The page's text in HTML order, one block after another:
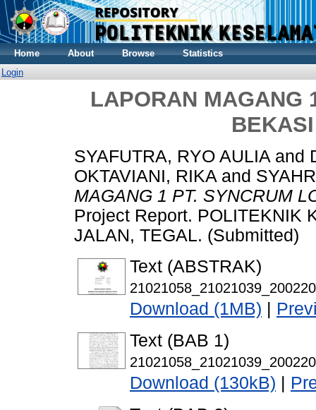
Home About Browse
Statistics
Login
LAPORAN MAGANG
SYAFUTRA, RYO AULIA and
OKTAVIANI, RIKA and
MAGANG 1 PT. SYNCRUM
Project Report. POLITEKNIK
JALAN, TEGAL. (Submitted)
Text (ABSTRAK)
Download (1MB) |
Text (BAB 1)
Download (130kB) |